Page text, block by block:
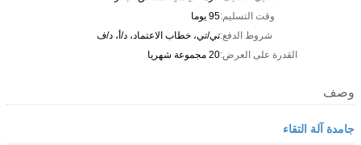
وقت التسليم:95 يوما
شروط الدفع:تي/تي، خطاب الاعتماد، د/أ، د/ف
القدرة على العرض:20 مجموعة شهريا
وصف
جامدة آلة التقاء